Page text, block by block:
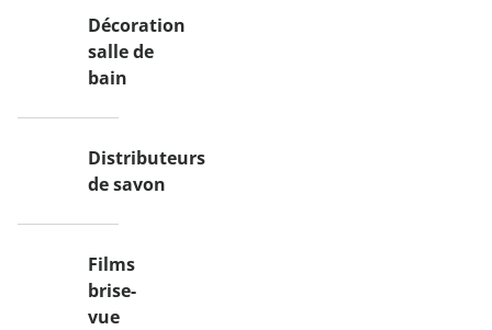
Décoration
salle de
bain
Distributeurs
de savon
Films
brise-
vue